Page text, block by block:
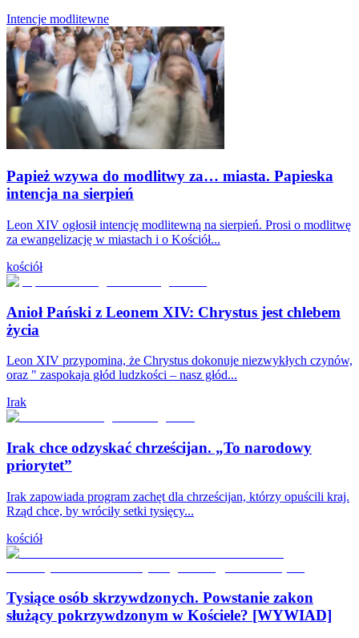
Intencje modlitewne
Papież wzywa do modlitwy za… miasta. Papieska
intencja na sierpień
Leon XIV ogłosił intencję modlitewną na sierpień. Prosi o modlitwę
za ewangelizację w miastach i o Kościół...
kościół
Anioł Pański z Leonem XIV: Chrystus jest chlebem
życia
Leon XIV przypomina, że Chrystus dokonuje niezwykłych czynów,
oraz " zaspokaja głód ludzkości – nasz głód...
Irak
Irak chce odzyskać chrześcijan. „To narodowy
priorytet”
Irak zapowiada program zachęt dla chrześcijan, którzy opuścili kraj.
Rząd chce, by wróciły setki tysięcy...
kościół
Tysiące osób skrzywdzonych. Powstanie zakon
służący pokrzywdzonym w Kościele? [WYWIAD]